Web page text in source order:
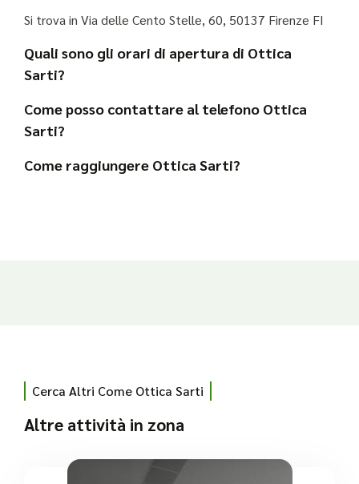
Si trova in Via delle Cento Stelle, 60, 50137 Firenze FI
Quali sono gli orari di apertura di Ottica
Sarti?
Come posso contattare al telefono Ottica
Sarti?
Come raggiungere Ottica Sarti?
Cerca Altri Come Ottica Sarti
Altre attività in zona